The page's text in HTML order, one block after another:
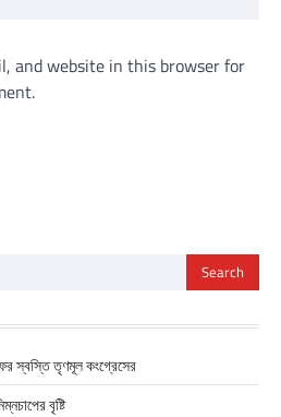
and website in this browser for
স্বস্তি তৃণমূল কংগ্রেসের
বৃষ্টি